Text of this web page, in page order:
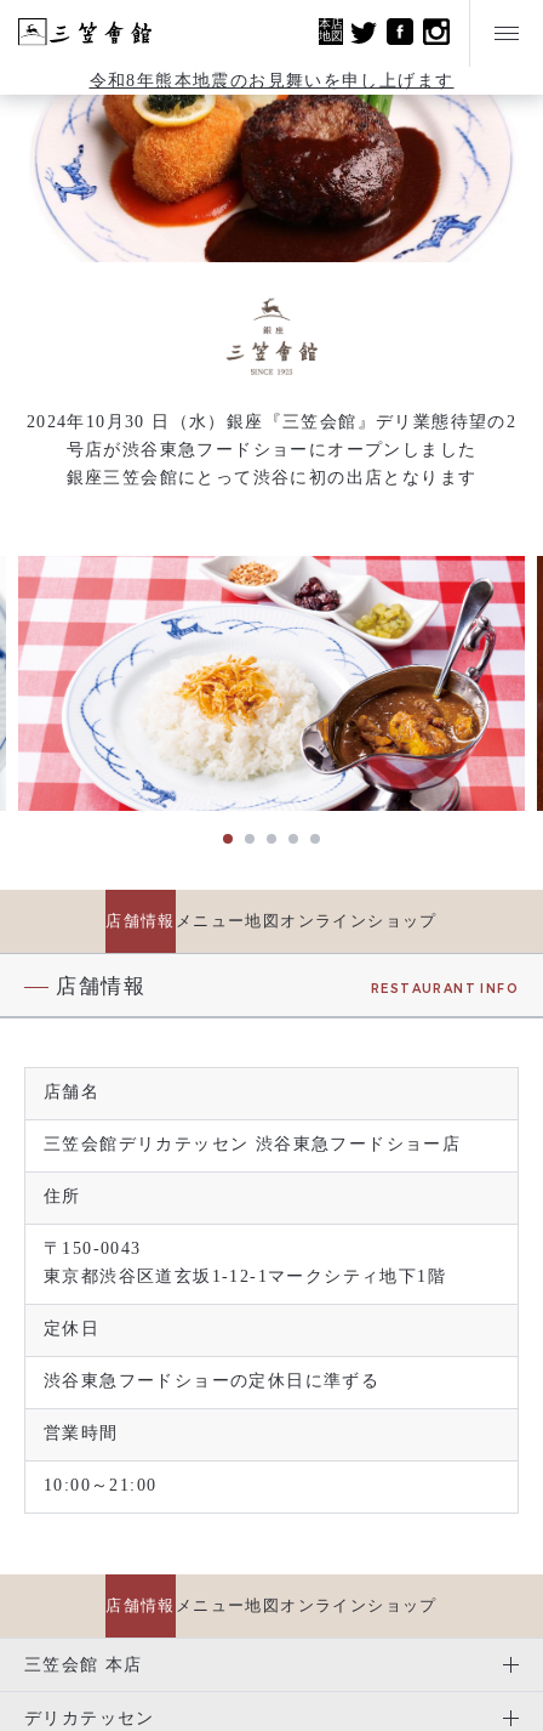
本店
地図
令和8年熊本地震のお見舞いを申し上げます
2024年10月30 日（水）銀座『三笠会館』デリ業態待望の2
号店が渋谷東急フードショーにオープンしました
銀座三笠会館にとって渋谷に初の出店となります
店舗情報 メニュー地図 オンラインショップ
店舗情報 RESTAURANT INFO
店舗名
三笠会館デリカテッセン 渋谷東急フードショー店
住所
〒150-0043
東京都渋谷区道玄坂1-12-1マークシティ地下1階
定休日
渋谷東急フードショーの定休日に準ずる
営業時間
10:00～21:00
店舗情報 メニュー地図 オンラインショップ
三笠会館 本店
デリカテッセン